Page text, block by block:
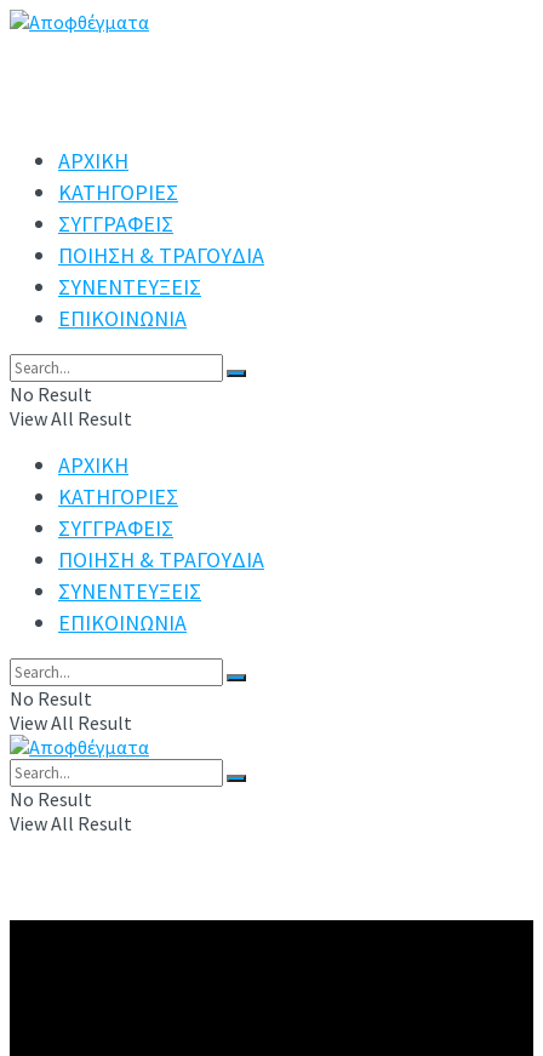
ΑΡΧΙΚΗ
ΚΑΤΗΓΟΡΙΕΣ
ΣΥΓΓΡΑΦΕΙΣ
ΠΟΙΗΣΗ & ΤΡΑΓΟΥΔΙΑ
ΣΥΝΕΝΤΕΥΞΕΙΣ
ΕΠΙΚΟΙΝΩΝΙΑ
No Result
View All Result
ΑΡΧΙΚΗ
ΚΑΤΗΓΟΡΙΕΣ
ΣΥΓΓΡΑΦΕΙΣ
ΠΟΙΗΣΗ & ΤΡΑΓΟΥΔΙΑ
ΣΥΝΕΝΤΕΥΞΕΙΣ
ΕΠΙΚΟΙΝΩΝΙΑ
No Result
View All Result
No Result
View All Result